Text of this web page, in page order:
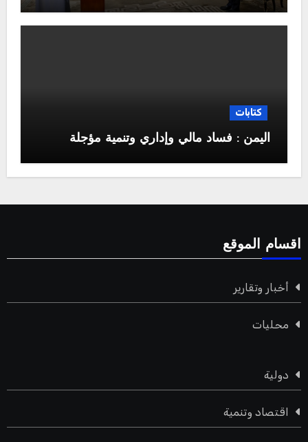
كتابات
اليمن : فساد مالي وإداري وتنمية مؤجلة
اقسام الموقع
أخبار وتقارير
محليات
دولية
اقتصاد وتنمية